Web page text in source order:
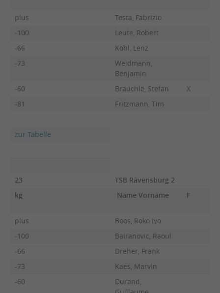
plus
Testa, Fabrizio
-100
Leute, Robert
-66
Köhl, Lenz
-73
Weidmann,
Benjamin
-60
Brauchle, Stefan
X
-81
Fritzmann, Tim
zur Tabelle
23
TSB Ravensburg 2
kg
Name Vorname F
plus
Boos, Roko Ivo
-100
Bairanovic, Raoul
-66
Dreher, Frank
-73
Kaes, Marvin
-60
Durand,